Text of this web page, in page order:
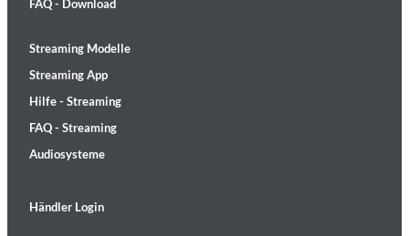
FAQ - Download
Streaming Modelle
Streaming App
Hilfe - Streaming
FAQ - Streaming
Audiosysteme
Händler Login